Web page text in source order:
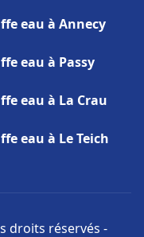
eau à Annecy
eau à Passy
eau à La Crau
eau à Le Teich
droits réservés -